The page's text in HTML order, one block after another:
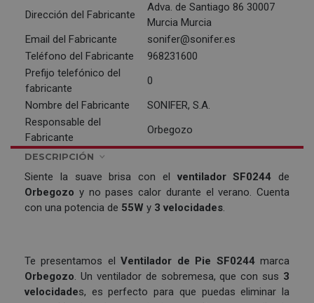
Dirección del Fabricante
Adva. de Santiago 86 30007
Murcia Murcia
Email del Fabricante
sonifer@sonifer.es
Teléfono del Fabricante
968231600
Prefijo telefónico del
fabricante
0
Nombre del Fabricante
SONIFER, S.A.
Responsable del
Fabricante
Orbegozo
DESCRIPCIÓN
Siente la suave brisa con el ventilador SF0244 de
Orbegozo y no pases calor durante el verano. Cuenta
con una potencia de 55W y 3 velocidades.
Te presentamos elVentilador de Pie SF0244marca
Orbegozo. Un ventilador de sobremesa, que con sus 3
velocidades, es perfecto para que puedas eliminar la